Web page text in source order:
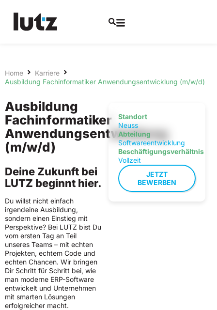
Home
Karriere
Ausbildung Fachinformatiker Anwendungsentwicklung (m/w/d)
Ausbildung
Fachinformatiker
Anwendungsentwicklung
(m/w/d)
Deine Zukunft bei
LUTZ beginnt hier.
Du willst nicht einfach
irgendeine Ausbildung,
sondern einen Einstieg mit
Perspektive? Bei LUTZ bist Du
vom ersten Tag an Teil
unseres Teams – mit echten
Projekten, echtem Code und
echten Chancen. Wir bringen
Dir Schritt für Schritt bei, wie
man moderne ERP-Software
entwickelt und Unternehmen
mit smarten Lösungen
erfolgreicher macht.
Standort
Neuss
Abteilung
Softwareentwicklung
Beschäftigungsverhältnis
Vollzeit
JETZT
BEWERBEN